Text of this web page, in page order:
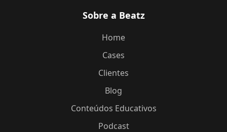
Sobre a Beatz
Home
Cases
Clientes
Blog
Conteúdos Educativos
Podcast